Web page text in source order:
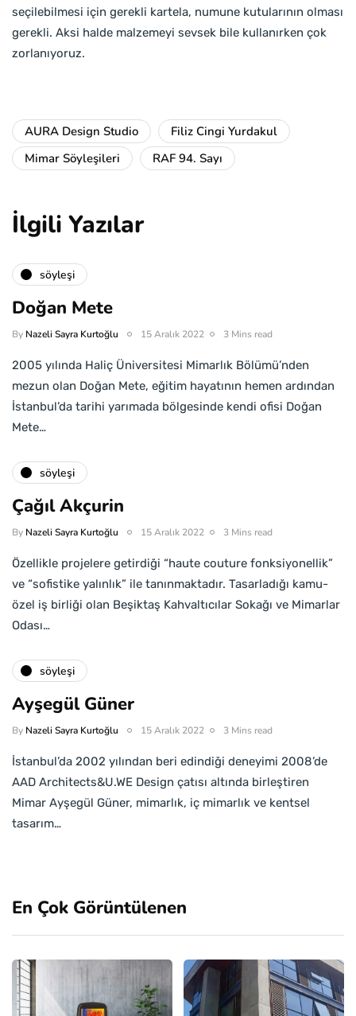
seçilebilmesi için gerekli kartela, numune kutularının olması
gerekli. Aksi halde malzemeyi sevsek bile kullanırken çok
zorlanıyoruz.
AURA Design Studio
Filiz Cingi Yurdakul
Mimar Söyleşileri
RAF 94. Sayı
İlgili Yazılar
söyleşi
Doğan Mete
By Nazeli Sayra Kurtoğlu 15 Aralık 2022 3 Mins read
2005 yılında Haliç Üniversitesi Mimarlık Bölümü’nden
mezun olan Doğan Mete, eğitim hayatının hemen ardından
İstanbul’da tarihi yarımada bölgesinde kendi ofisi Doğan
Mete…
söyleşi
Çağıl Akçurin
By Nazeli Sayra Kurtoğlu 15 Aralık 2022 3 Mins read
Özellikle projelere getirdiği “haute couture fonksiyonellik”
ve “sofistike yalınlık” ile tanınmaktadır. Tasarladığı kamu-
özel iş birliği olan Beşiktaş Kahvaltıcılar Sokağı ve Mimarlar
Odası…
söyleşi
Ayşegül Güner
By Nazeli Sayra Kurtoğlu 15 Aralık 2022 3 Mins read
İstanbul’da 2002 yılından beri edindiği deneyimi 2008’de
AAD Architects&U.WE Design çatısı altında birleştiren
Mimar Ayşegül Güner, mimarlık, iç mimarlık ve kentsel
tasarım…
En Çok Görüntülenen